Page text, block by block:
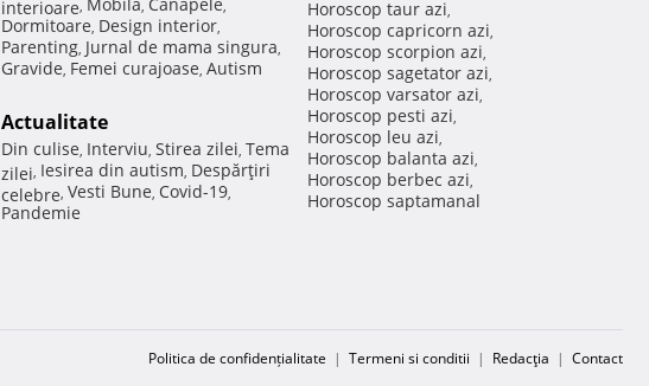
interioare, , ,
Dormitoare, Design interior,
Parenting, Jurnal de mama singura,
Gravide, Femei curajoase, Autism
Actualitate
Din culise, Interviu, Stirea zilei, Tema
zilei, Iesirea din autism, Despărţiri
celebre, Vesti Bune, Covid-19,
Pandemie
Horoscop taur azi,
Horoscop capricorn azi,
Horoscop scorpion azi,
Horoscop sagetator azi,
Horoscop varsator azi,
Horoscop pesti azi,
Horoscop leu azi,
Horoscop balanta azi,
Horoscop berbec azi,
Horoscop saptamanal
Politica de confidențialitate | Termeni si conditii | Redacţia | Contact